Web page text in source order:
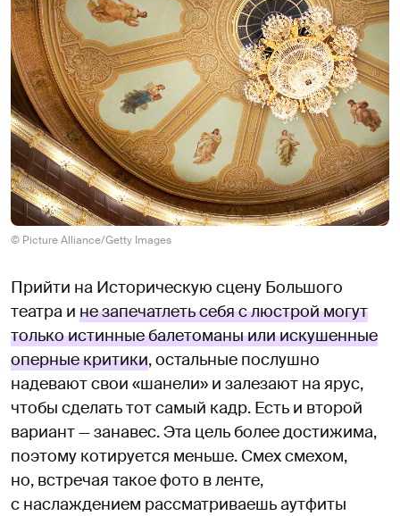
© Picture Alliance/Getty Images
Прийти на Историческую сцену Большого
театра и не запечатлеть себя с люстрой могут
только истинные балетоманы или искушенные
оперные критики, остальные послушно
надевают свои «шанели» и залезают на ярус,
чтобы сделать тот самый кадр. Есть и второй
вариант — занавес. Эта цель более достижима,
поэтому котируется меньше. Смех смехом,
но, встречая такое фото в ленте,
с наслаждением рассматриваешь аутфиты